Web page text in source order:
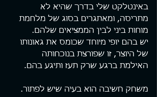
באינטלקט שלי בדרך שהיא לא
מתריסה, ומאתגרים בסוג של מלחמת
מוחות ביני לבין הממציאים שלהם.
יש בהם יופי מיוחד שכומס את גאונותו
של היוצר, זו שפורצת בנוכחותה
האילמת ברגע שרק תעז ותיגע בהם.
משחק חשיבה הוא בעיה שיש לפתור.